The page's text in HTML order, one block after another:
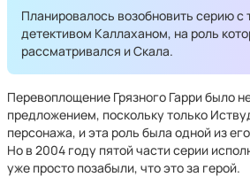
Планировалось возобновить серию с
детективом Каллаханом, на роль
рассматривался и Скала.
Перевоплощение Грязного Гарри было
предложением, поскольку только
персонажа, и эта роль была одной из
Но в 2004 году пятой части серии
уже просто позабыли, что это за герой.